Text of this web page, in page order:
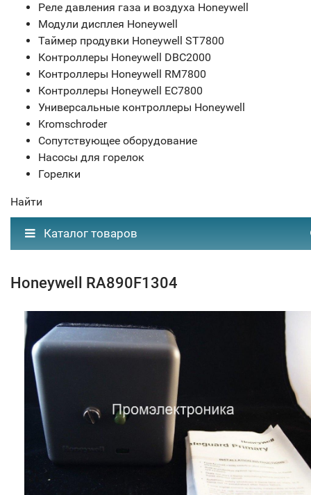
Реле давления газа и воздуха Honeywell
Модули дисплея Honeywell
Таймер продувки Honeywell ST7800
Контроллеры Honeywell DBC2000
Контроллеры Honeywell RM7800
Контроллеры Honeywell EC7800
Универсальные контроллеры Honeywell
Kromschroder
Сопутствующее оборудование
Насосы для горелок
Горелки
Найти
Каталог товаров
Honeywell RA890F1304